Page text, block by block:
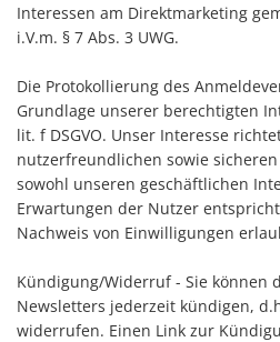
Interessen am Direktmarketing
i.V.m. § 7 Abs. 3 UWG.
Die Protokollierung des
Grundlage unserer berechtigten
lit. f DSGVO. Unser Interesse
nutzerfreundlichen sowie
sowohl unseren geschäftlichen
Erwartungen der Nutzer
Nachweis von Einwilligungen
Kündigung/Widerruf - Sie können
Newsletters jederzeit kündigen,
widerrufen. Einen Link zur